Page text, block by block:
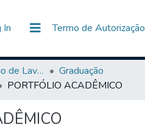
In (current) Termo de Autorização
& Collections
Centro Universitário de Lavras-UNILAVRAS
Graduação
PORTFÓLIO ACADÊMICO